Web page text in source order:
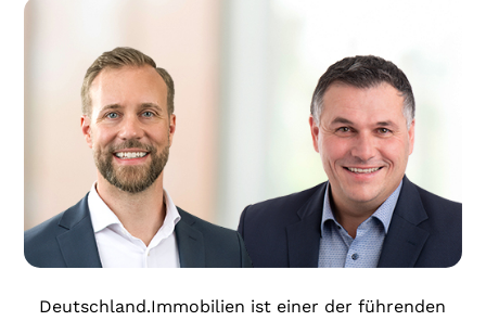
Deutschland.Immobilien ist einer der führenden